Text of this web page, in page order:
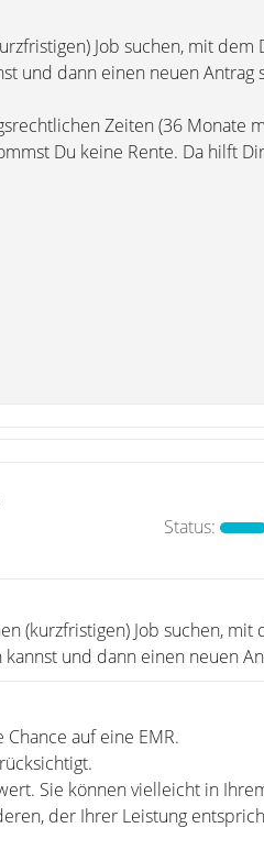
Job suchen, mit
und dann einen neuen Antrag
Zeiten (36 Monate
Du keine Rente. Da hilft
Status:
(kurzfristigen) Job suchen,
und dann einen neuen
auf eine EMR.
Sie können vielleicht in
der Ihrer Leistung